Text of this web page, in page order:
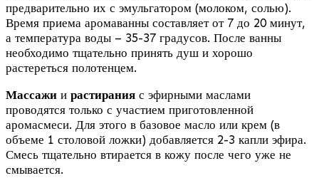
предварительно их с эмульгатором (молоком, солью).
Время приема аромаванны составляет от 7 до 20 минут,
а температура воды – 35-37 градусов. После ванны
необходимо тщательно принять душ и хорошо
растереться полотенцем.
Массажи и растирания с эфирными маслами
проводятся только с участием приготовленной
аромасмеси. Для этого в базовое масло или крем (в
объеме 1 столовой ложки) добавляется 2-3 капли эфира.
Смесь тщательно втирается в кожу после чего уже не
смывается.